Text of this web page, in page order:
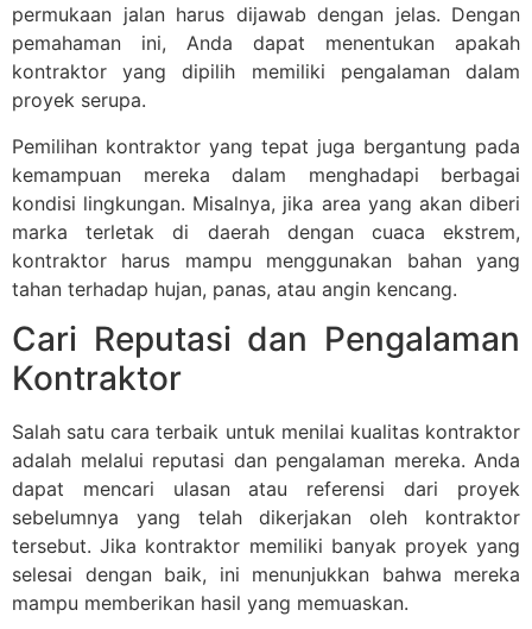
permukaan jalan harus dijawab dengan jelas. Dengan
pemahaman ini, Anda dapat menentukan apakah
kontraktor yang dipilih memiliki pengalaman dalam
proyek serupa.
Pemilihan kontraktor yang tepat juga bergantung pada
kemampuan mereka dalam menghadapi berbagai
kondisi lingkungan. Misalnya, jika area yang akan diberi
marka terletak di daerah dengan cuaca ekstrem,
kontraktor harus mampu menggunakan bahan yang
tahan terhadap hujan, panas, atau angin kencang.
Cari Reputasi dan Pengalaman
Kontraktor
Salah satu cara terbaik untuk menilai kualitas kontraktor
adalah melalui reputasi dan pengalaman mereka. Anda
dapat mencari ulasan atau referensi dari proyek
sebelumnya yang telah dikerjakan oleh kontraktor
tersebut. Jika kontraktor memiliki banyak proyek yang
selesai dengan baik, ini menunjukkan bahwa mereka
mampu memberikan hasil yang memuaskan.